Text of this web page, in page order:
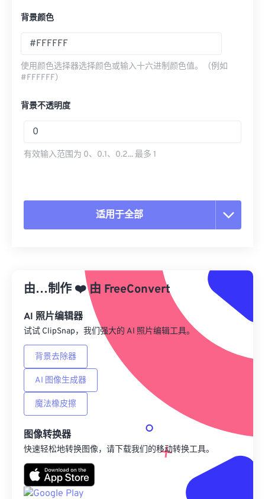
背景颜色
使用颜色选择器选择颜色或输入十六进制颜色值。（例如
#FFFFFF）
背景不透明度
有效输入范围为 0、0.1、0.2... 最多 1
适用于全部
从预设应用
另存为预设
由…制作 ❤️由 FreeConvert
AI 照片编辑器
试试 ClipSnap，我们强大的 AI 照片编辑工具。
背景去除器
AI 图像生成器
魔法橡皮擦
图像转换器
快速轻松地转换图像，请下载我们的移动转换工具。